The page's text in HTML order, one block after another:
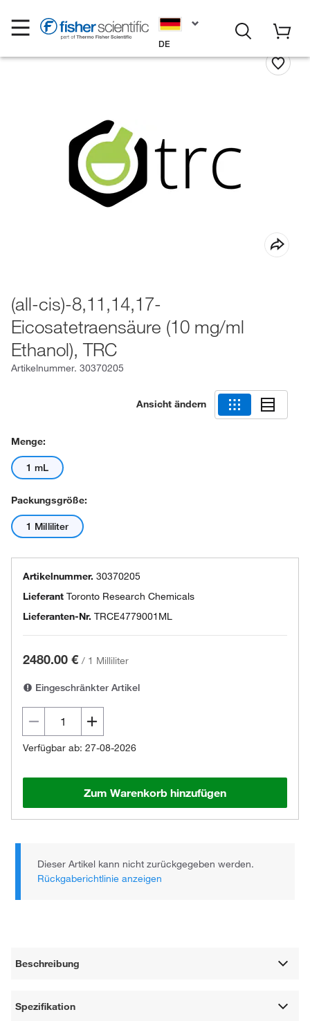
DE
(all-cis)-8,11,14,17-
Eicosatetraensäure (10 mg/ml
Ethanol), TRC
Artikelnummer. 30370205
Ansicht ändern
Menge:
1 mL
Packungsgröße:
1 Milliliter
Artikelnummer. 30370205
Lieferant Toronto Research Chemicals
Lieferanten-Nr. TRCE4779001ML
2480.00 € / 1 Milliliter
Eingeschränkter Artikel
Verfügbar ab: 27-08-2026
Zum Warenkorb hinzufügen
Dieser Artikel kann nicht zurückgegeben werden.
Rückgaberichtlinie anzeigen
Beschreibung
Spezifikation